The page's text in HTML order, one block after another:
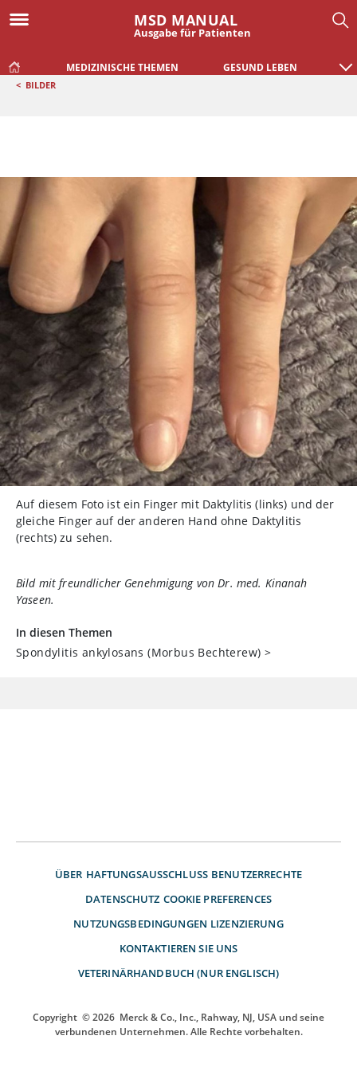
MSD MANUAL
Ausgabe für Patienten
MEDIZINISCHE THEMEN GESUND LEBEN
< BILDER
Auf diesem Foto ist ein Finger mit Daktylitis (links) und der
gleiche Finger auf der anderen Hand ohne Daktylitis
(rechts) zu sehen.
Bild mit freundlicher Genehmigung von Dr. med. Kinanah
Yaseen.
In diesen Themen
Spondylitis ankylosans (Morbus Bechterew) >
ÜBER HAFTUNGSAUSSCHLUSS BENUTZERRECHTE
DATENSCHUTZ COOKIE PREFERENCES
NUTZUNGSBEDINGUNGEN LIZENZIERUNG
KONTAKTIEREN SIE UNS
VETERINÄRHANDBUCH (NUR ENGLISCH)
Copyright © 2026 Merck & Co., Inc., Rahway, NJ, USA und seine
verbundenen Unternehmen. Alle Rechte vorbehalten.